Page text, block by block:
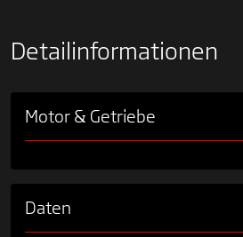
Detailinformationen
Motor & Getriebe
Daten